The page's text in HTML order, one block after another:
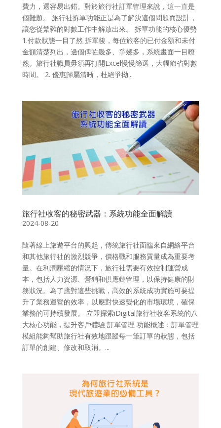
費力，還容易出錯。對於旅行社訂單管理來說，這一直是
個難題。 旅行社拆單功能正是為了解決這個問題而設計，
讓您從繁雜的對數工作中解放出來。 拆單功能的核心優勢
1.付款狀態一目了然 拆單後，每位旅客的已付金額和未付
金額清楚列出，邊個俾咗幾多、爭幾多，系統畫面一目瞭
然。旅行社職員毋須再打開Excel慢慢篩選，大幅節省對數
時間。 2. 優惠歸屬清晰，杜絕爭拗...
旅行社收客的秘密武器：系統功能全面解讀
2024-08-20
隨著線上旅遊平台的興起，傳統旅行社面臨來自網絡平台
和其他旅行社的激烈競爭，價格戰和服務質量成為重要考
量。在利潤壓縮的情況下，旅行社需要有效控制運營成
本，包括人力資源、營銷和供應鏈管理，以保持健康的財
務狀況。為了應對這些挑戰，高效的系統成功實施可要提
升了業務運營的效率，以應對快速變化的市場環境，確保
業務的可持續發展。 立即探索iDigital旅行社收客系統的八
大核心功能，提升客戶體驗 訂單管理 功能概述：訂單管理
模組能夠幫助旅行社有效地跟蹤每一筆訂單的狀態，包括
訂單的創建、修改和取消。...